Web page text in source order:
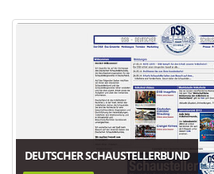
DEUTSCHER SCHAUSTELLERBUND